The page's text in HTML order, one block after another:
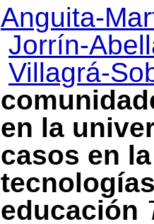
Anguita-
Jorrín-
Villagrá-
en la
casos en
educación